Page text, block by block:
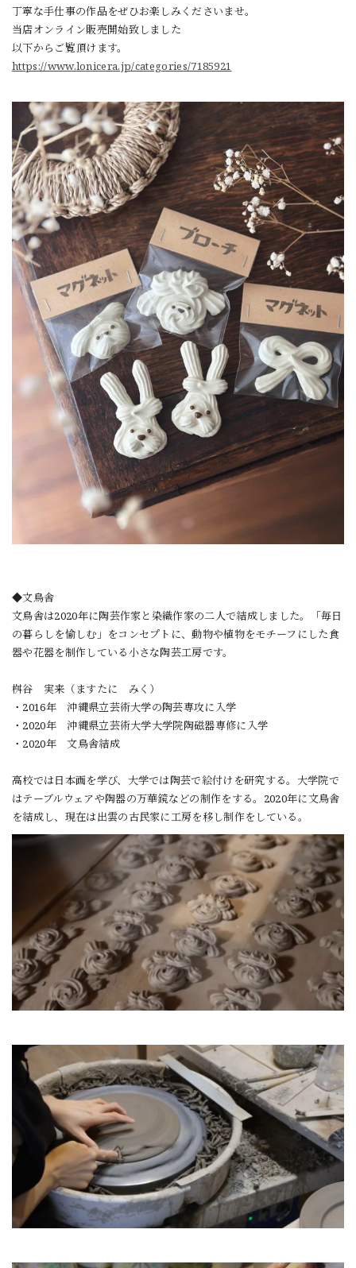
丁寧な手仕事の作品をぜひお楽しみくださいませ。
当店オンライン販売開始致しました
以下からご覧頂けます。
https://www.lonicera.jp/categories/7185921
◆文鳥舎
文鳥舎は2020年に陶芸作家と染織作家の二人で結成しました。「毎日
の暮らしを愉しむ」をコンセプトに、動物や植物をモチーフにした食
器や花器を制作している小さな陶芸工房です。
桝谷 実来（ますたに みく）
・2016年 沖縄県立芸術大学の陶芸専攻に入学
・2020年 沖縄県立芸術大学大学院陶磁器専修に入学
・2020年 文鳥舎結成
高校では日本画を学び、大学では陶芸で絵付けを研究する。大学院で
はテーブルウェアや陶器の万華鏡などの制作をする。2020年に文鳥舎
を結成し、現在は出雲の古民家に工房を移し制作をしている。